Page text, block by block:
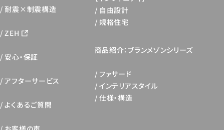
耐震×制震構造
ZEH
安心・保証
アフターサービス
よくあるご質問
自由設計
規格住宅
商品紹介：ブランメゾンシリーズ
ファサード
インテリアスタイル
仕様・構造